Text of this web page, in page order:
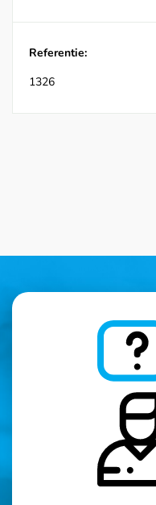
Referentie:
1326